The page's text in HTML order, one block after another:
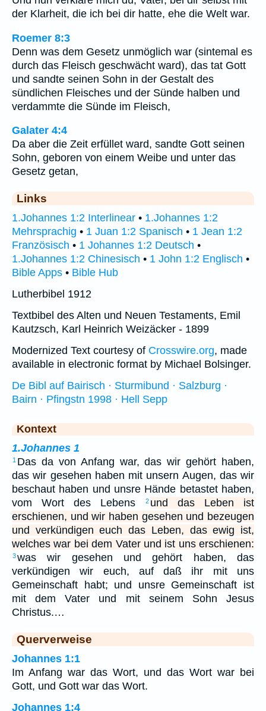
der Klarheit, die ich bei dir hatte, ehe die Welt war.
Roemer 8:3
Denn was dem Gesetz unmöglich war (sintemal es
durch das Fleisch geschwächt ward), das tat Gott
und sandte seinen Sohn in der Gestalt des
sündlichen Fleisches und der Sünde halben und
verdammte die Sünde im Fleisch,
Galater 4:4
Da aber die Zeit erfüllet ward, sandte Gott seinen
Sohn, geboren von einem Weibe und unter das
Gesetz getan,
Links
1.Johannes 1:2 Interlinear • 1.Johannes 1:2
Mehrsprachig • 1 Juan 1:2 Spanisch • 1 Jean 1:2
Französisch • 1 Johannes 1:2 Deutsch •
1.Johannes 1:2 Chinesisch • 1 John 1:2 Englisch •
Bible Apps • Bible Hub
Lutherbibel 1912
Textbibel des Alten und Neuen Testaments, Emil
Kautzsch, Karl Heinrich Weizäcker - 1899
Modernized Text courtesy of Crosswire.org, made
available in electronic format by Michael Bolsinger.
De Bibl auf Bairisch · Sturmibund · Salzburg ·
Bairn · Pfingstn 1998 · Hell Sepp
Kontext
1.Johannes 1
1 Das da von Anfang war, das wir gehört haben,
das wir gesehen haben mit unsern Augen, das wir
beschaut haben und unsre Hände betastet haben,
vom Wort des Lebens
2 und das Leben ist
erschienen, und wir haben gesehen und bezeugen
und verkündigen euch das Leben, das ewig ist,
welches war bei dem Vater und ist uns erschienen:
3was wir gesehen und gehört haben, das
verkündigen wir euch, auf daß ihr mit uns
Gemeinschaft habt; und unsre Gemeinschaft ist
mit dem Vater und mit seinem Sohn Jesus
Christus.…
Querverweise
Johannes 1:1
Im Anfang war das Wort, und das Wort war bei
Gott, und Gott war das Wort.
Johannes 1:4